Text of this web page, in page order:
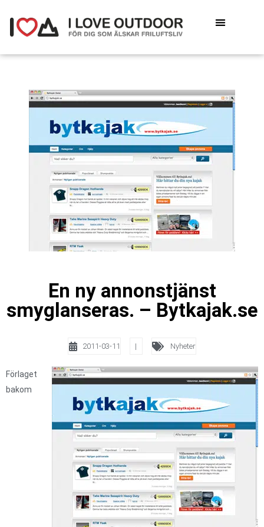
En ny annonstjänst
smyglanseras. – Bytkajak.se
2011-03-11 | Nyheter
Förlaget
bakom